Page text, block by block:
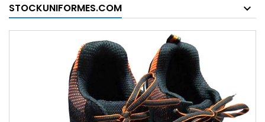
STOCKUNIFORMES.COM